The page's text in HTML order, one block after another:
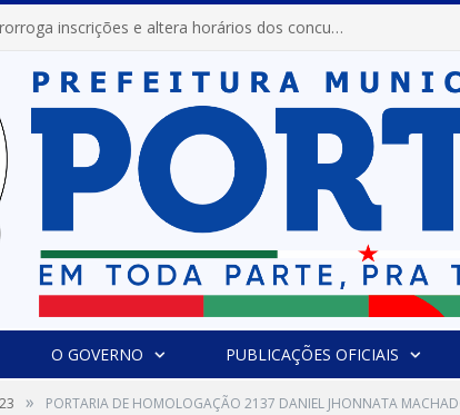
Prefeitura de Portel abre inscrições para concursos que elegerão os destaques do Verão 2026
O GOVERNO PUBLICAÇÕES OFICIAIS
» PORTARIA DE HOMOLOGAÇÃO 2137 DANIEL JHONNATA